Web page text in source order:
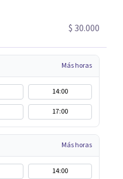
$ 30.000
Más horas
14:00
17:00
Más horas
14:00